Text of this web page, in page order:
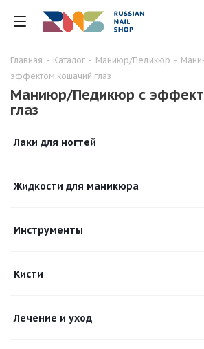
Главная - Каталог - Маниюр/Педикюр -
эффектом кошачий глаз
Маниюр/Педикюр с
глаз
Лаки для ногтей
Жидкости для маникюра
Инструменты
Кисти
Лечение и уход